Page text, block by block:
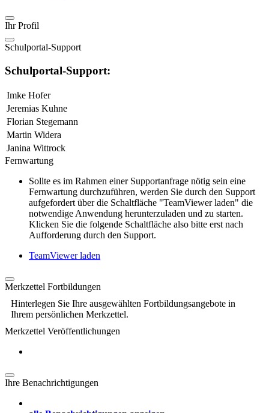
Ihr Profil
Schulportal-Support
Schulportal-Support:
Imke Hofer
Jeremias Kuhne
Florian Stegemann
Martin Widera
Janina Wittrock
Fernwartung
Sollte es im Rahmen einer Supportanfrage nötig sein eine
Fernwartung durchzuführen, werden Sie durch den Support
aufgefordert über die Schaltfläche "TeamViewer laden" die
notwendige Anwendung herunterzuladen und zu starten.
Klicken Sie die folgende Schaltfläche also bitte erst nach
Aufforderung durch den Support.
TeamViewer laden
Merkzettel Fortbildungen
Hinterlegen Sie Ihre ausgewählten Fortbildungsangebote in
Ihrem persönlichen Merkzettel.
Merkzettel Veröffentlichungen
Ihre Benachrichtigungen